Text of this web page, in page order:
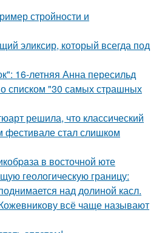
стройности и
эликсир, который всегда под
16-летняя Анна пересильд
списком "30 самых страшных
решила, что классический
фестивале стал слишком
в восточной юте
геологическую границу:
над долиной касл.
всё чаще называют